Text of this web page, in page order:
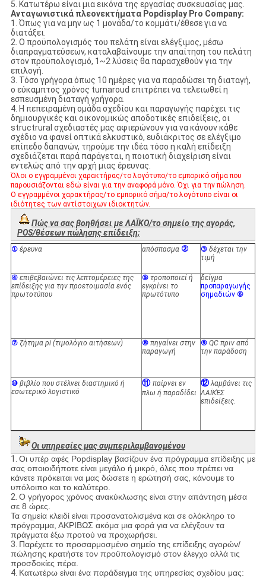
5. Κατωτέρω είναι μια εικόνα της εργασίας συσκευασίας μας.
Ανταγωνιστικά πλεονεκτήματα Popdisplay Pro Company:
1. Όπως για να μην ως 1 μονάδα/το κομμάτι/έθεσε για να
διατάξει.
2. Ο προϋπολογισμός του πελάτη είναι ελέγξιμος, μέσω
διαπραγματεύσεων, καταλαβαίνουμε την απαίτηση του πελάτη
στον προϋπολογισμό, 1~2 λύσεις θα παρασχεθούν για την
επιλογή.
3. Τόσο γρήγορα όπως 10 ημέρες για να παραδώσει τη διαταγή,
ο εύκαμπτος χρόνος turnaroud επιτρέπει να τελειωθεί η
εσπευσμένη διαταγή γρήγορα.
4. Η πεπειραμένη ομάδα σχεδίου και παραγωγής παρέχει τις
δημιουργικές και οικονομικώς αποδοτικές επιδείξεις, οι
structrural σχεδιαστές μας αφιερώνουν για να κάνουν κάθε
σχέδιο να φανεί οπτικά ελκυστικό, ευδιάκριτος σε ελέγξιμο
επίπεδο δαπανών, τηρούμε την ιδέα τόσο η καλή επίδειξη
σχεδιάζεται παρά παράγεται, η ποιοτική διαχείριση είναι
εντελώς από την αρχή μιας έρευνας.
Όλοι ο εγγραμμένοι χαρακτήρας/το λογότυπο/το εμπορικό σήμα που
παρουσιάζονται εδώ είναι για την αναφορά μόνο. Όχι για την πώληση.
Ο εγγραμμένοι χαρακτήρας/το εμπορικό σήμα/το λογότυπο είναι οι
ιδιότητες των αντίστοιχων ιδιοκτητών.
Πώς να σας βοηθήσει με ΛΑΪΚΟ/το σημείο της αγοράς,
POS/θέσεων πώλησης επίδειξη;
① έρευνα απόσπασμα ② ③ δέχεται την
τιμή
④ επιβεβαιώνει τις λεπτομέρειες της
επίδειξης για την προετοιμασία ενός
πρωτοτύπου
⑤ τροποποιεί ή
εγκρίνει το
πρωτότυπο
δείγμα
προπαραγωγής
σημαδιών ⑥
⑦ ζήτημα pi (τιμολόγιο αιτήσεων) ⑧ πηγαίνει στην
παραγωγή
⑨ QC πριν από
την παράδοση
⑩ βιβλίο που στέλνει διαστημικό ή
εσωτερικό λογιστικό
⑪ παίρνει εν
πλω ή παραδίδει
⑫ λαμβάνει τις
ΛΑΪΚΈΣ
επιδείξεις.
Οι υπηρεσίες μας συμπεριλαμβανομένου
1. Οι υπέρ αφές Popdisplay βασίζουν ένα πρόγραμμα επίδειξης με
σας οποιοιδήποτε είναι μεγάλο ή μικρό, όλες που πρέπει να
κάνετε πρόκειται να μας δώσετε η ερώτησή σας, κάνουμε το
υπόλοιπο και το καλύτερο.
2. Ο γρήγορος χρόνος ανακύκλωσης είναι στην απάντηση μέσα
σε 8 ώρες.
Τα σημεία κλειδί είναι προσανατολισμένα και σε ολόκληρο το
πρόγραμμα, ΑΚΡΙΒΩΣ ακόμα μια φορά για να ελέγξουν τα
πράγματα έξω προτού να προχωρήσει.
3. Παρέχετε το προσαρμοσμένο σημείο της επίδειξης αγορών/
πώλησης κρατήστε τον προϋπολογισμό στον έλεγχο αλλά τις
προσδοκίες πέρα.
4. Κατωτέρω είναι ένα παράδειγμα της υπηρεσίας σχεδίου μας: